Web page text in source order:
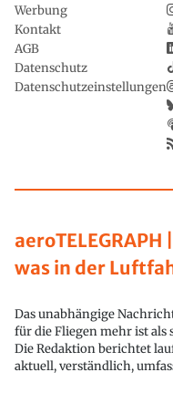
was in der
Das unabhängige
für die Fliegen mehr ist
Die Redaktion berichtet
aktuell, verständlich,
Werbung
Kontakt
AGB
Datenschutz
Datenschutzeinstellungen